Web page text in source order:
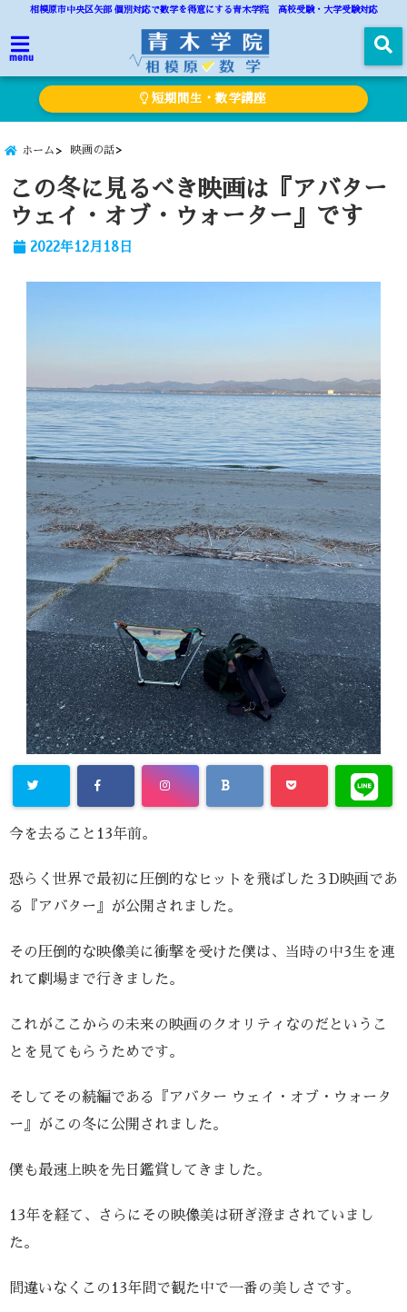
相模原市中央区矢部 個別対応で数学を得意にする青木学院 高校受験・大学受験対応
menu
短期間生・数学講座
ホーム 映画の話
この冬に見るべき映画は『アバター
ウェイ・オブ・ウォーター』です
2022年12月18日
今を去ること13年前。
恐らく世界で最初に圧倒的なヒットを飛ばした３D映画であ
る『アバター』が公開されました。
その圧倒的な映像美に衝撃を受けた僕は、当時の中3生を連
れて劇場まで行きました。
これがここからの未来の映画のクオリティなのだというこ
とを見てもらうためです。
そしてその続編である『アバター ウェイ・オブ・ウォータ
ー』がこの冬に公開されました。
僕も最速上映を先日鑑賞してきました。
13年を経て、さらにその映像美は研ぎ澄まされていまし
た。
間違いなくこの13年間で観た中で一番の美しさです。